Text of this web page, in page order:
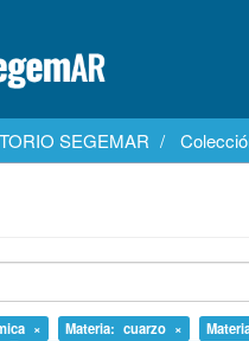
SEGEMAR
× Materia: cuarzo ×